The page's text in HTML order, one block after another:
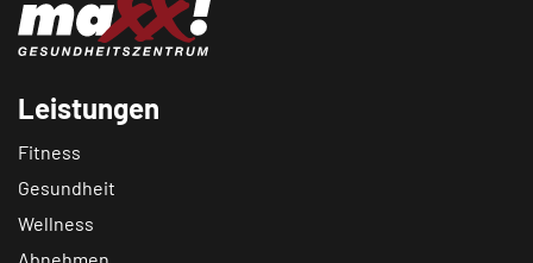
Leistungen
Fitness
Gesundheit
Wellness